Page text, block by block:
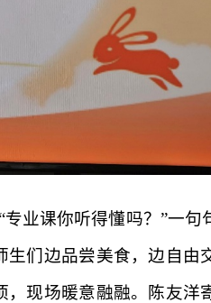
业课你听得懂吗？”一
们边品尝美食，边自由
现场暖意融融。陈友洋